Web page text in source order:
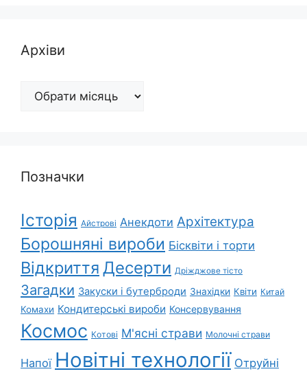
Архіви
Архіви
Позначки
Історія Айстрові Анекдоти Архітектура
Борошняні вироби Бісквіти і торти
Відкриття Десерти Дріжджове тісто
Загадки Закуски і бутерброди Знахідки Квіти Китай
Комахи Кондитерські вироби Консервування
Космос Котові М'ясні страви Молочні страви
Напої Новітні технології Отруйні